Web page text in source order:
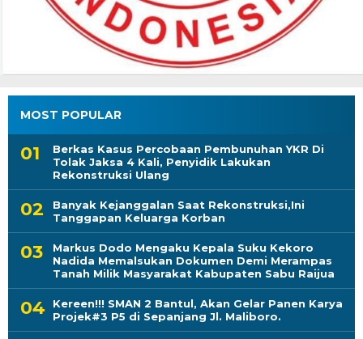
MOST POPULAR
Berkas Kasus Percobaan Pembunuhan YKR Di
Tolak Jaksa 4 Kali, Penyidik Lakukan
Rekonstruksi Ulang
Banyak Kejanggalan Saat Rekonstruksi,Ini
Tanggapan Keluarga Korban
Markus Dodo Mengaku Kepala Suku Kekoro
Nadida Memalsukan Dokumen Demi Merampas
Tanah Milik Masyarakat Kabupaten Sabu Raijua
Kereen!!! SMAN 2 Bantul, Akan Gelar Panen Karya
Projek#3 P5 di Sepanjang Jl. Maliboro.